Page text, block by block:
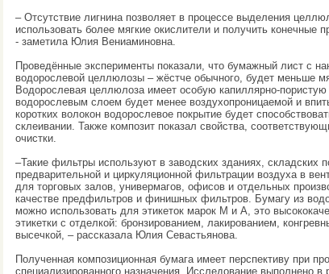
– Отсутствие лигнина позволяет в процессе выделения
использовать более мягкие окислители и получить конечные
- заметила Юлия Вениаминовна.
Проведённые эксперименты показали, что бумажный лист с
водорослевой целлюлозы – жёстче обычного, будет меньше
Водорослевая целлюлоза имеет особую капиллярно-
водорослевым слоем будет менее воздухопроницаемой и
коротких волокон водорослевое покрытие будет
склеивании. Также композит показал свойства,
очистки.
–Такие фильтры используют в заводских зданиях, складских
предварительной и циркуляционной фильтрации воздуха в
для торговых залов, универмагов, офисов и отдельных
качестве предфильтров и финишных фильтров. Бумагу из
можно использовать для этикеток марок М и А, это
этикетки с отделкой: бронзированием, лакированием,
высечкой, – рассказала Юлия Севастьянова.
Полученная композиционная бумага имеет перспективу при
специализированного назначения. Исследование выполнено в